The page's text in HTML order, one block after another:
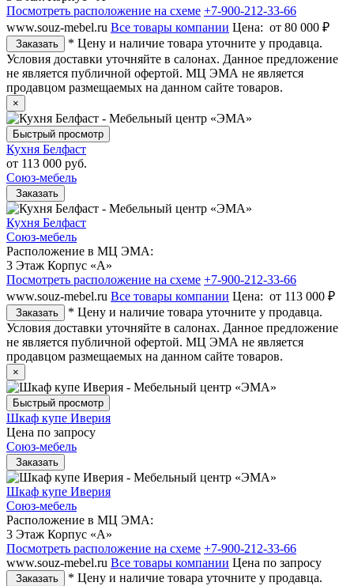
Посмотреть расположение на схеме +7-900-212-33-66
www.souz-mebel.ru Все товары компании Цена: от 80 000 ₽
Заказать
* Цену и наличие товара уточните у продавца.
Условия доставки уточняйте в салонах. Данное предложение
не является публичной офертой. МЦ ЭМА не является
продавцом размещаемых на данном сайте товаров.
×
Быстрый просмотр
Кухня Белфаст
от 113 000 руб.
Союз-мебель
Заказать
Кухня Белфаст
Союз-мебель
Расположение в МЦ ЭМА:
3 Этаж Корпус «А»
Посмотреть расположение на схеме +7-900-212-33-66
www.souz-mebel.ru Все товары компании Цена: от 113 000 ₽
Заказать
* Цену и наличие товара уточните у продавца.
Условия доставки уточняйте в салонах. Данное предложение
не является публичной офертой. МЦ ЭМА не является
продавцом размещаемых на данном сайте товаров.
×
Быстрый просмотр
Шкаф купе Иверия
Цена по запросу
Союз-мебель
Заказать
Шкаф купе Иверия
Союз-мебель
Расположение в МЦ ЭМА:
3 Этаж Корпус «А»
Посмотреть расположение на схеме +7-900-212-33-66
www.souz-mebel.ru Все товары компании Цена по запросу
Заказать
* Цену и наличие товара уточните у продавца.